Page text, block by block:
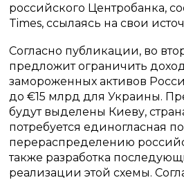
российского Центробанка,
Times, ссылаясь на свои
Согласно публикации, во
предложит ограничить
замороженных активов
до €15 млрд для Украины.
будут выделены Киеву,
потребуется единогласная
перераспределению
также разработка
реализации этой схемы.